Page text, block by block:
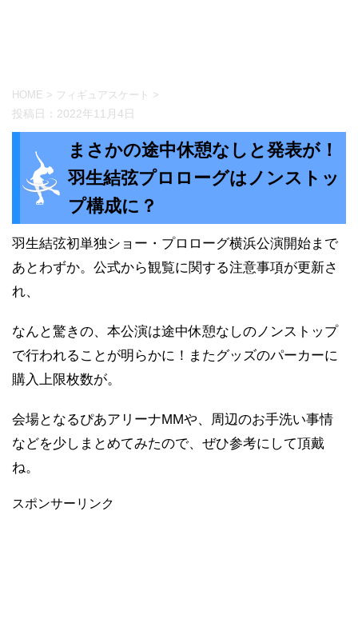
HOME > フィギュアスケート >
投稿日： 2022年11月4日
まさかの途中休憩なしと発表が！
羽生結弦プロローグはノンストッ
プ構成に？
羽生結弦初単独ショー・プロローグ横浜公演開始まで
あとわずか。公式から観覧に関する注意事項が更新さ
れ、
なんと驚きの、本公演は途中休憩なしのノンストップ
で行われることが明らかに！またグッズのパーカーに
購入上限枚数が。
会場となるぴあアリーナMMや、周辺のお手洗い事情
などを少しまとめてみたので、ぜひ参考にして頂戴
ね。
スポンサーリンク